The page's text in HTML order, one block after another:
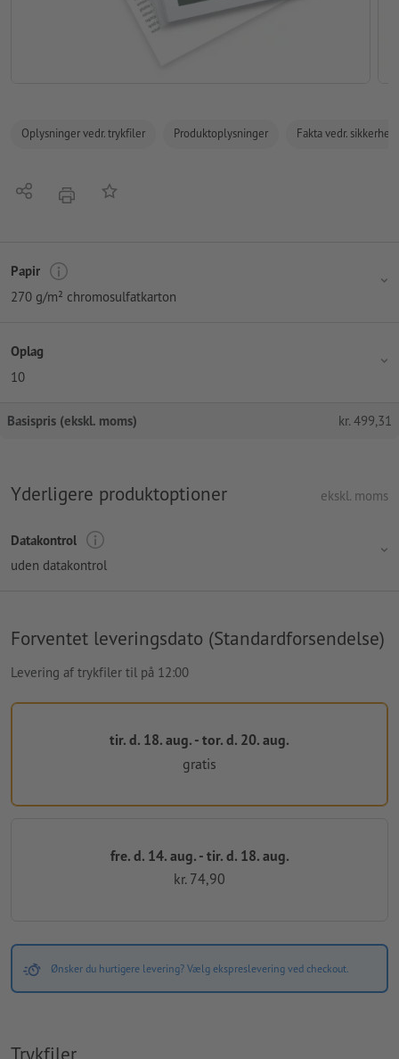
Oplysninger vedr. trykfiler Produktoplysninger Fakta vedr.
Del tryk Tilføj til huskelisten
Papir
270 g/m² chromosulfatkarton
Oplag
10
Basispris (ekskl. moms) kr. 499,31
Yderligere produktoptioner ekskl. moms
Datakontrol
uden datakontrol
Forventet leveringsdato (Standardforsendelse)
Levering af trykfiler til på 12:00
tir. d. 18. aug. - tor. d. 20. aug.
gratis
fre. d. 14. aug. - tir. d. 18. aug.
kr. 74,90
Ønsker du hurtigere levering? Vælg ekspreslevering ved checkout.
Trykfiler